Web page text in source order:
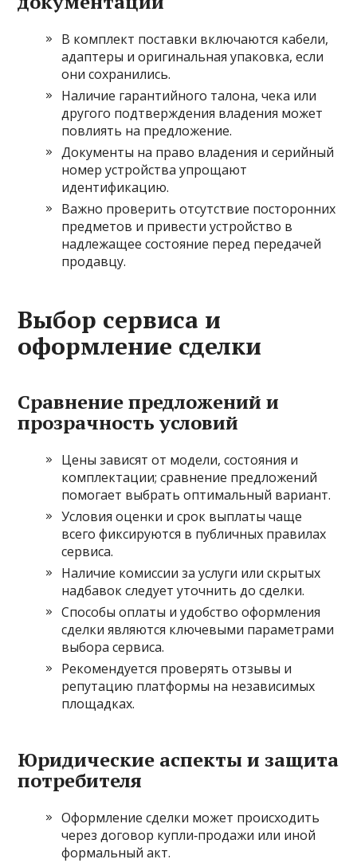
В комплект поставки включаются кабели,
адаптеры и оригинальная упаковка, если
они сохранились.
Наличие гарантийного талона, чека или
другого подтверждения владения может
повлиять на предложение.
Документы на право владения и серийный
номер устройства упрощают
идентификацию.
Важно проверить отсутствие посторонних
предметов и привести устройство в
надлежащее состояние перед передачей
продавцу.
Выбор сервиса и
оформление сделки
Сравнение предложений и
прозрачность условий
Цены зависят от модели, состояния и
комплектации; сравнение предложений
помогает выбрать оптимальный вариант.
Условия оценки и срок выплаты чаще
всего фиксируются в публичных правилах
сервиса.
Наличие комиссии за услуги или скрытых
надбавок следует уточнить до сделки.
Способы оплаты и удобство оформления
сделки являются ключевыми параметрами
выбора сервиса.
Рекомендуется проверять отзывы и
репутацию платформы на независимых
площадках.
Юридические аспекты и защита
потребителя
Оформление сделки может происходить
через договор купли‑продажи или иной
формальный акт.